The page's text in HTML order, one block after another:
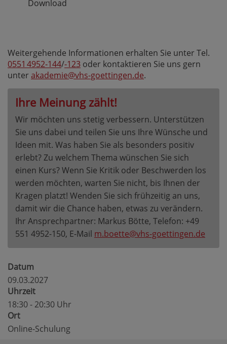
Download
Weitergehende Informationen erhalten Sie unter Tel.
0551 4952‑144/‑123 oder kontaktieren Sie uns gern
unter akademie@vhs-goettingen.de.
Ihre Meinung zählt!
Wir möchten uns stetig verbessern. Unterstützen
Sie uns dabei und teilen Sie uns Ihre Wünsche und
Ideen mit. Was haben Sie als besonders positiv
erlebt? Zu welchem Thema wünschen Sie sich
einen Kurs? Wenn Sie Kritik oder Beschwerden los
werden möchten, warten Sie nicht, bis Ihnen der
Kragen platzt! Wenden Sie sich frühzeitig an uns,
damit wir die Chance haben, etwas zu verändern.
Ihr Ansprechpartner: Markus Bötte, Telefon: +49
551 4952-150, E-Mail m.boette@vhs-goettingen.de
Datum
09.03.2027
Uhrzeit
18:30 - 20:30 Uhr
Ort
Online-Schulung